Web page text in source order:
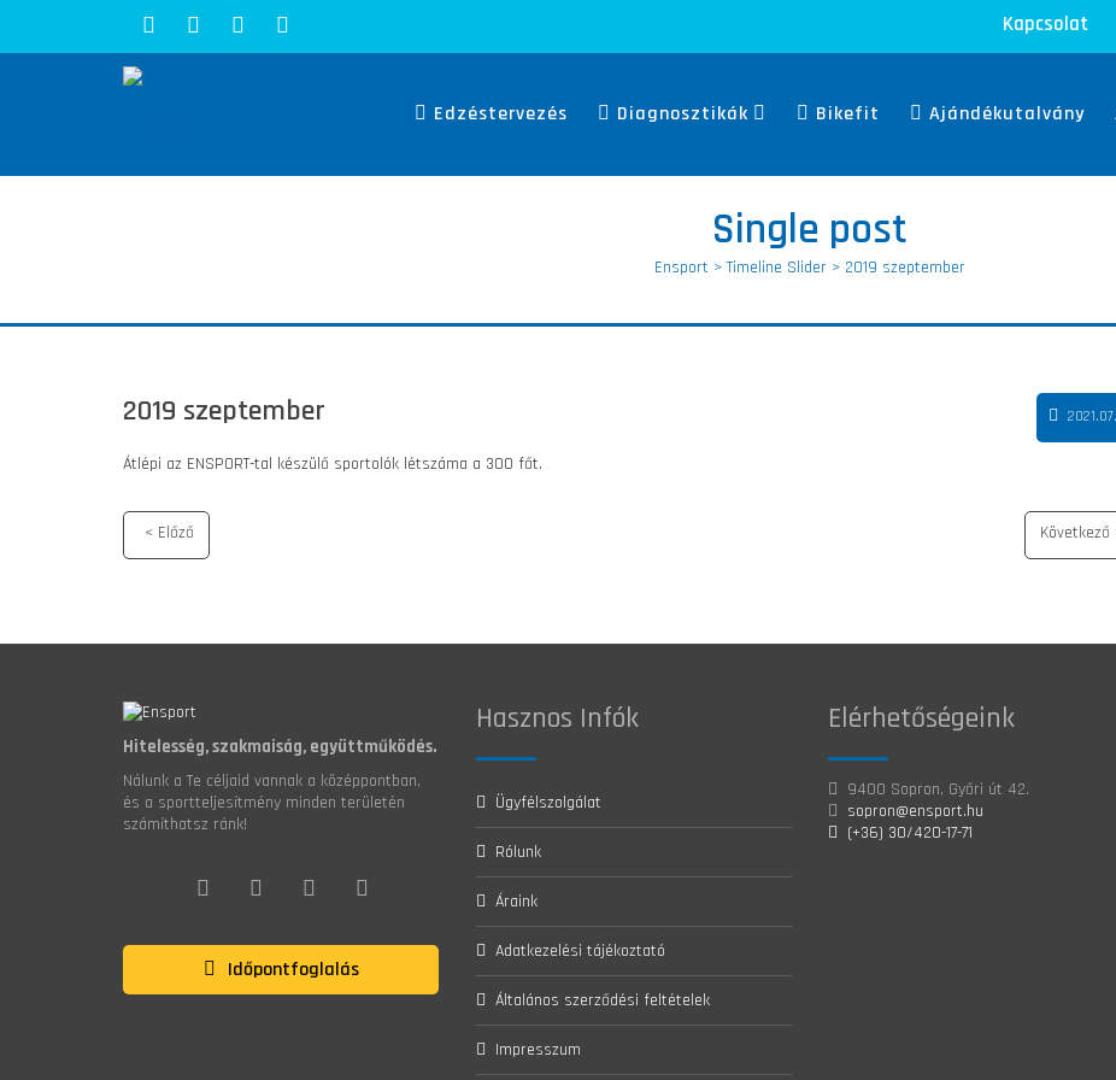
Kapcsolat
Edzéstervezés Diagnosztikák Bikefit Ajándékutalvány
Single post
Ensport >Timeline Slider > 2019 szeptember
2019 szeptember
Átlépi az ENSPORT-tal készülő sportolók létszáma a 300 főt.
Hitelesség, szakmaiság, együttműködés.
Nálunk a Te céljaid vannak a középpontban,
és a sportteljesítmény minden területén
számíthatsz ránk!
Időpontfoglalás
Hasznos Infók
Ügyfélszolgálat
Rólunk
Áraink
Adatkezelési tájékoztató
Általános szerződési feltételek
Impresszum
Elérhetőségeink
9400 Sopron, Győri út 42.
sopron@ensport.hu
(+36) 30/420-17-71